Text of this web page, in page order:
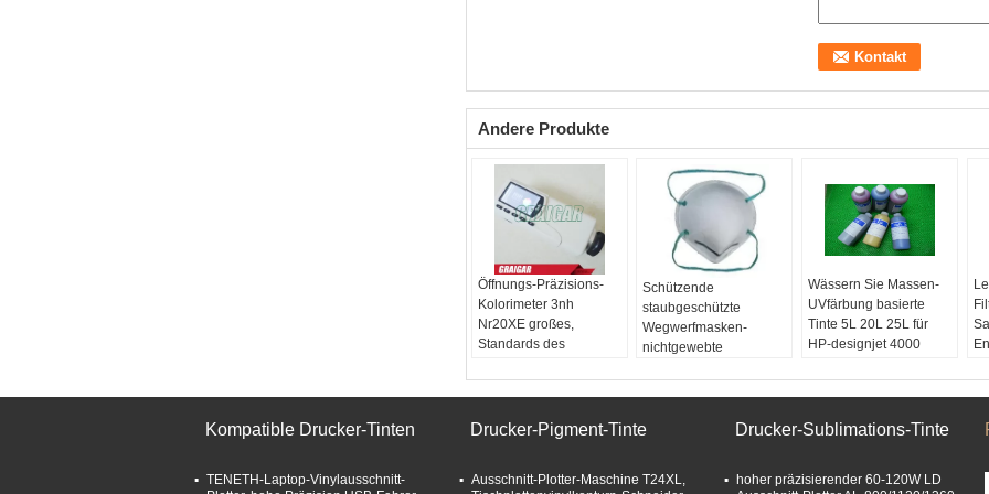
Andere Produkte
Öffnungs-Präzisions-
Kolorimeter 3nh
Nr20XE großes,
Standards des
100pcs
Schützende
staubgeschützte
Wegwerfmasken-
nichtgewebte
Wässern Sie Massen-
UVfärbung basierte
Tinte 5L 20L 25L für
HP-designjet 4000
Kompatible Drucker-Tinten
TENETH-Laptop-Vinylausschnitt-
Drucker-Pigment-Tinte
Ausschnitt-Plotter-Maschine T24XL,
Drucker-Sublimations-Tinte
hoher präzisierender 60-120W LD